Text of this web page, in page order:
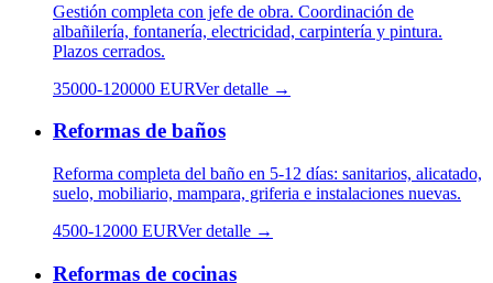
Gestión completa con jefe de obra. Coordinación de
albañilería, fontanería, electricidad, carpintería y pintura.
Plazos cerrados.
35000-120000 EURVer detalle →
Reformas de baños
Reforma completa del baño en 5-12 días: sanitarios, alicatado,
suelo, mobiliario, mampara, griferia e instalaciones nuevas.
4500-12000 EURVer detalle →
Reformas de cocinas